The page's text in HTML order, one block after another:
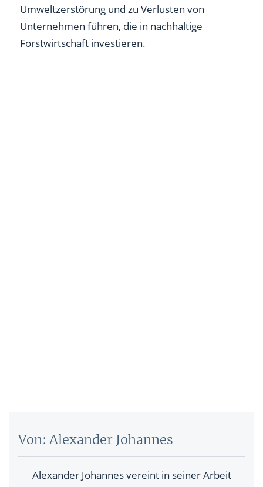
Umweltzerstörung und zu Verlusten von
Unternehmen führen, die in nachhaltige
Forstwirtschaft investieren.
Von: Alexander Johannes
Alexander Johannes vereint in seiner Arbeit